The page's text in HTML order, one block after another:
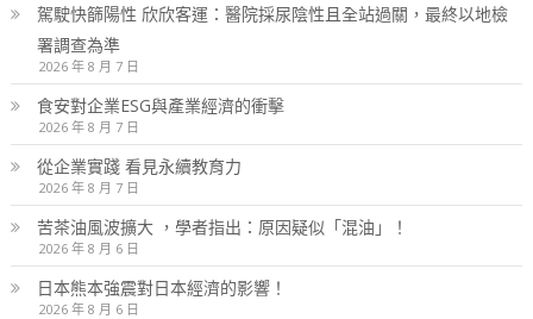
駕駛快篩陽性 欣欣客運：醫院採尿陰性且全站過關，最終以地檢
署調查為準
2026 年 8 月 7 日
食安對企業ESG與產業經濟的衝擊
2026 年 8 月 7 日
從企業實踐 看見永續教育力
2026 年 8 月 7 日
苦茶油風波擴大 ，學者指出：原因疑似「混油」！
2026 年 8 月 6 日
日本熊本強震對日本經濟的影響！
2026 年 8 月 6 日